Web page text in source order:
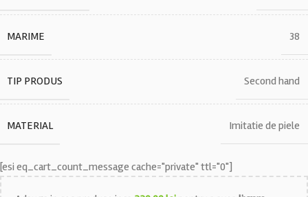
MARIME 38
TIP PRODUS Second hand
MATERIAL Imitatie de piele
[esi eq_cart_count_message cache="private" ttl="0"]